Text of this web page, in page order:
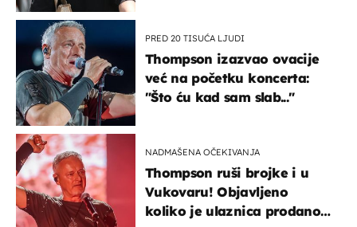
PRED 20 TISUĆA LJUDI
Thompson izazvao ovacije
već na početku koncerta:
"Što ću kad sam slab..."
NADMAŠENA OČEKIVANJA
Thompson ruši brojke i u
Vukovaru! Objavljeno
koliko je ulaznica prodano